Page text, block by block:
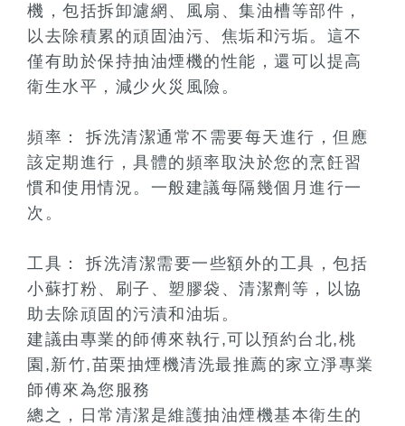
機，包括拆卸濾網、風扇、集油槽等部件，
以去除積累的頑固油污、焦垢和污垢。這不
僅有助於保持抽油煙機的性能，還可以提高
衛生水平，減少火災風險。
頻率： 拆洗清潔通常不需要每天進行，但應
該定期進行，具體的頻率取決於您的烹飪習
慣和使用情況。一般建議每隔幾個月進行一
次。
工具： 拆洗清潔需要一些額外的工具，包括
小蘇打粉、刷子、塑膠袋、清潔劑等，以協
助去除頑固的污漬和油垢。
建議由專業的師傅來執行,可以預約台北,桃
園,新竹,苗栗抽煙機清洗最推薦的家立淨專業
師傅來為您服務
總之，日常清潔是維護抽油煙機基本衛生的